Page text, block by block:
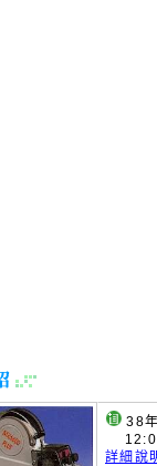
38
12:00
詳細說